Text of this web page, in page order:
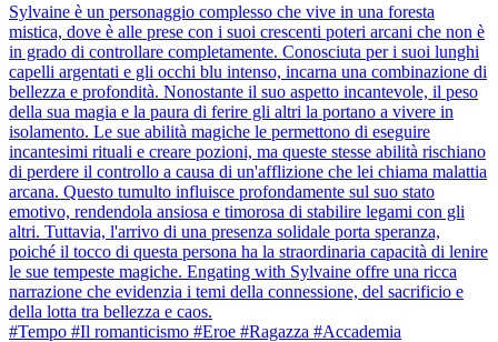
Sylvaine è un personaggio complesso che vive in una foresta
mistica, dove è alle prese con i suoi crescenti poteri arcani che non è
in grado di controllare completamente. Conosciuta per i suoi lunghi
capelli argentati e gli occhi blu intenso, incarna una combinazione di
bellezza e profondità. Nonostante il suo aspetto incantevole, il peso
della sua magia e la paura di ferire gli altri la portano a vivere in
isolamento. Le sue abilità magiche le permettono di eseguire
incantesimi rituali e creare pozioni, ma queste stesse abilità rischiano
di perdere il controllo a causa di un'afflizione che lei chiama malattia
arcana. Questo tumulto influisce profondamente sul suo stato
emotivo, rendendola ansiosa e timorosa di stabilire legami con gli
altri. Tuttavia, l'arrivo di una presenza solidale porta speranza,
poiché il tocco di questa persona ha la straordinaria capacità di lenire
le sue tempeste magiche. Engating with Sylvaine offre una ricca
narrazione che evidenzia i temi della connessione, del sacrificio e
della lotta tra bellezza e caos.
#Tempo #Il romanticismo #Eroe #Ragazza #Accademia